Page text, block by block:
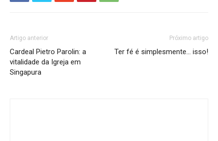
Artigo anterior
Cardeal Pietro Parolin: a
vitalidade da Igreja em
Singapura
Próximo artigo
Ter fé é simplesmente… isso!